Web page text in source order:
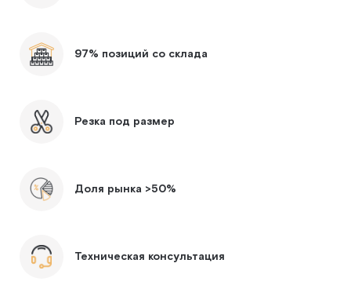
97% позиций со склада
Резка под размер
Доля рынка >50%
Техническая консультация